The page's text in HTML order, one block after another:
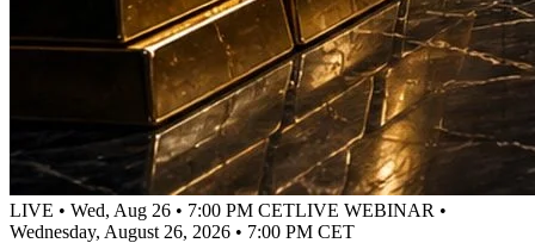
LIVE • Wed, Aug 26 • 7:00 PM CETLIVE WEBINAR •
Wednesday, August 26, 2026 • 7:00 PM CET